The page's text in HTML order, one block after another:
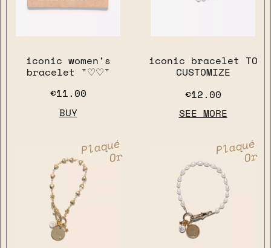
iconic women's
bracelet "♡♡"
€11.00
BUY
iconic bracelet TO
CUSTOMIZE
€12.00
SEE MORE
Plaqué
Or Plaqué
Or